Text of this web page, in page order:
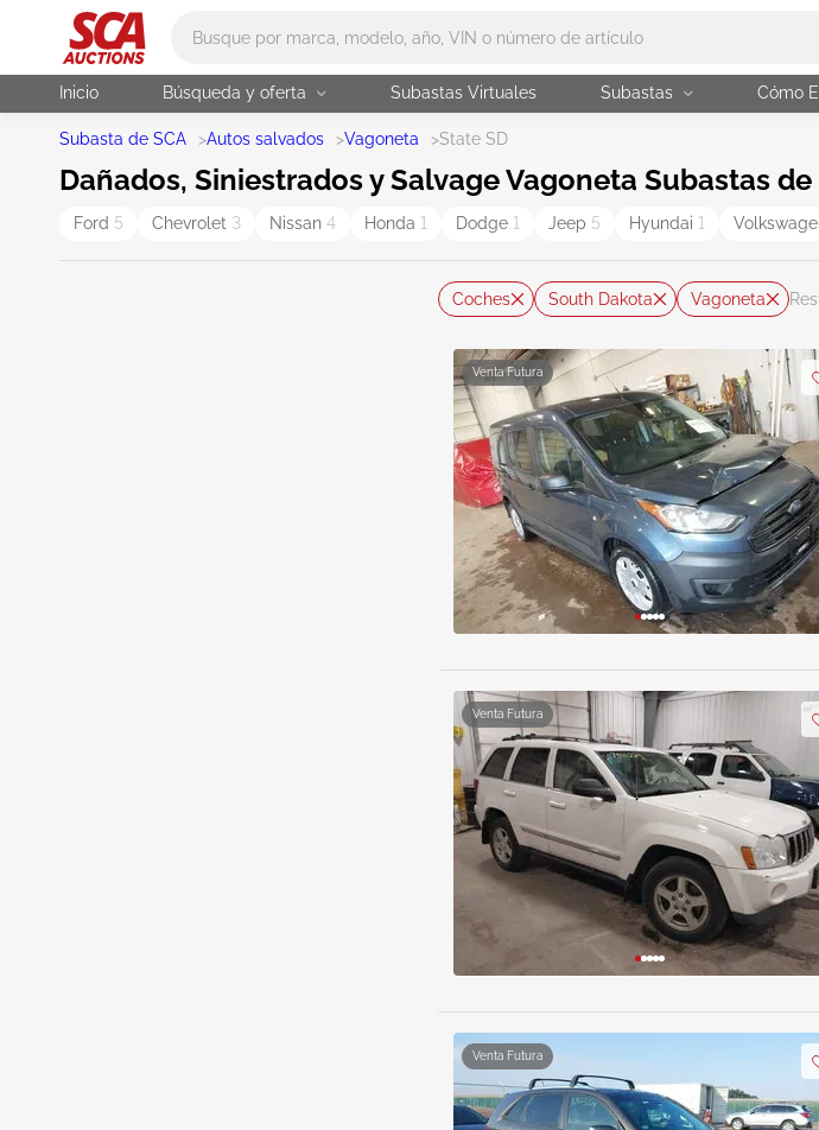
Inicio Búsqueda y oferta Subastas Virtuales Subastas Cómo
Subasta de SCA >Autos salvados >Vagoneta >State SD
Dañados, Siniestrados y Salvage Vagoneta Subastas
Ford 5 Chevrolet 3 Nissan 4 Honda 1 Dodge 1 Jeep 5 Hyundai 1
Coches South Dakota Vagoneta
Venta Futura
Venta Futura
Venta Futura